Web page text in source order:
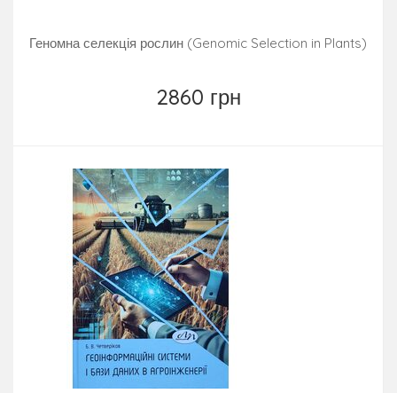
Геномна селекція рослин (Genomic Selection in Plants)
2860 грн